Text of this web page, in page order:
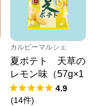
カルビーマルシェ
夏ポテト 天草の
レモン味（57g×1
2個）
4.9
(14件)